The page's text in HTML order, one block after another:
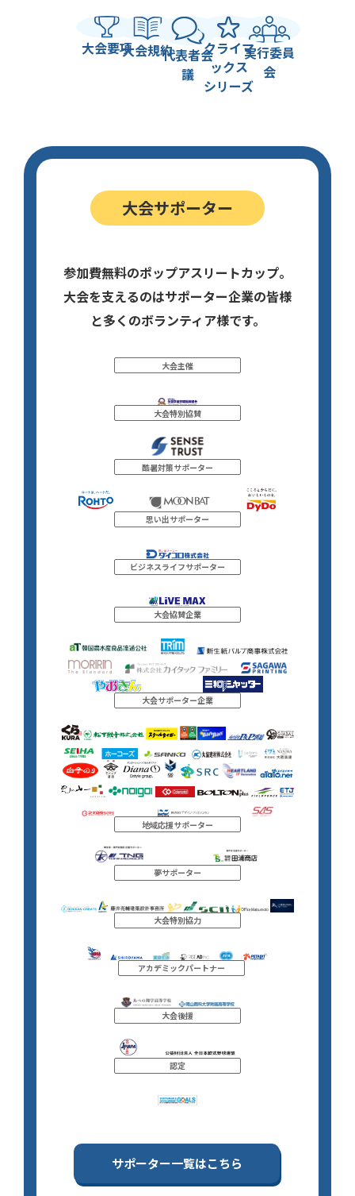
大会要項大会規約代表者会
議
クライマ
ックス
シリーズ
実行委員
会
大会サポーター
参加費無料のポップアスリートカップ。
大会を支えるのはサポーター企業の皆様
と多くのボランティア様です。
大会主催
大会特別協賛
酷暑対策サポーター
思い出サポーター
ビジネスライフサポーター
大会協賛企業
大会サポーター企業
地域応援サポーター
夢サポーター
大会特別協力
アカデミックパートナー
大会後援
認定
サポーター一覧はこちら